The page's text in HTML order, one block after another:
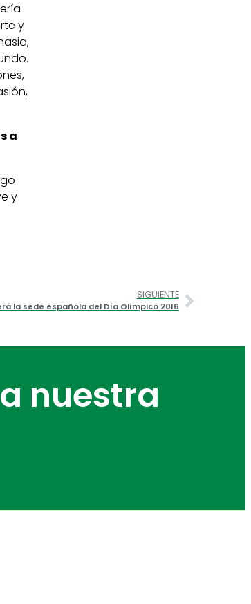
y
a
y
SIGUIENTE
la sede española del Día Olímpico 2016
nuestra